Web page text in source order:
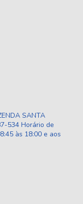
SANTA
534 Horário de
às 18:00 e aos